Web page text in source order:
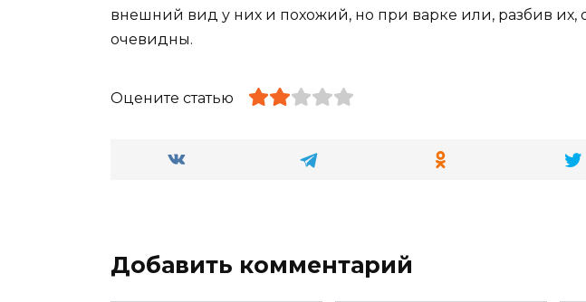
внешний вид у них и похожий, но при варке или, разбив их,
очевидны.
Оцените статью
Добавить комментарий